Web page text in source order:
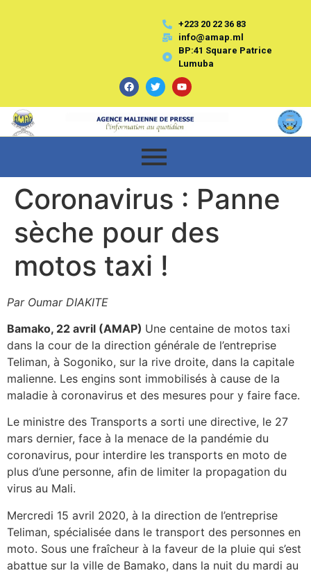
+223 20 22 36 83
info@amap.ml
BP:41 Square Patrice
Lumuba
Coronavirus : Panne
sèche pour des
motos taxi !
Par Oumar DIAKITE
Bamako, 22 avril (AMAP) Une centaine de motos taxi
dans la cour de la direction générale de l’entreprise
Teliman, à Sogoniko, sur la rive droite, dans la capitale
malienne. Les engins sont immobilisés à cause de la
maladie à coronavirus et des mesures pour y faire face.
Le ministre des Transports a sorti une directive, le 27
mars dernier, face à la menace de la pandémie du
coronavirus, pour interdire les transports en moto de
plus d’une personne, afin de limiter la propagation du
virus au Mali.
Mercredi 15 avril 2020, à la direction de l’entreprise
Teliman, spécialisée dans le transport des personnes en
moto. Sous une fraîcheur à la faveur de la pluie qui s’est
abattue sur la ville de Bamako, dans la nuit du mardi au